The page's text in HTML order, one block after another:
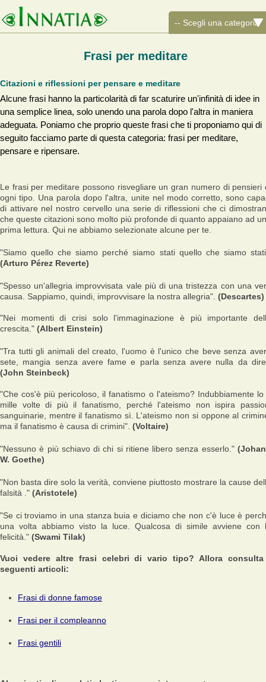
Frasi per meditare
Citazioni e riflessioni per pensare e meditare
Alcune frasi hanno la particolarità di far scaturire un'infinità di idee in
una semplice linea, solo unendo una parola dopo l'altra in maniera
adeguata. Poniamo che proprio queste frasi che ti proponiamo qui di
seguito facciamo parte di questa categoria: frasi per meditare,
pensare e ripensare.
Le frasi per meditare possono risvegliare un gran numero di pensieri
ogni tipo. Una parola dopo l'altra, unite nel modo corretto, sono
di attivare nel nostro cervello una serie di riflessioni che ci
che queste citazioni sono molto più profonde di quanto appaiano ad
prima lettura. Qui ne abbiamo selezionate alcune per te.
"Siamo quello che siamo perché siamo stati quello che siamo
(Arturo Pérez Reverte)
"Spesso un'allegria improvvisata vale più di una tristezza con una
causa. Sappiamo, quindi, improvvisare la nostra allegria". (Descartes)
"Nei momenti di crisi solo l'immaginazione è più importante
crescita." (Albert Einstein)
"Tra tutti gli animali del creato, l'uomo è l'unico che beve senza
sete, mangia senza avere fame e parla senza avere nulla da
(John Steinbeck)
"Che cos'è più pericoloso, il fanatismo o l'ateismo? Indubbiamente lo
mille volte di più il fanatismo, perché l'ateismo non ispira
sanguinarie, mentre il fanatismo sì. L'ateismo non si oppone al
ma il fanatismo è causa di crimini". (Voltaire)
"Nessuno è più schiavo di chi si ritiene libero senza esserlo."
W. Goethe)
"Non basta dire solo la verità, conviene piuttosto mostrare la cause
falsità ." (Aristotele)
"Se ci troviamo in una stanza buia e diciamo che non c'è luce è
una volta abbiamo visto la luce. Qualcosa di simile avviene con
felicità." (Swami Tilak)
Vuoi vedere altre frasi celebri di vario tipo? Allora
seguenti articoli:
Frasi di donne famose
Frasi per il compleanno
Frasi gentili